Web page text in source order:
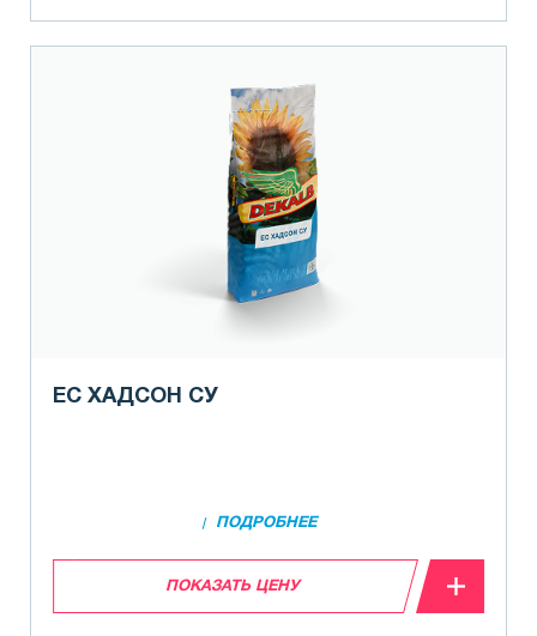
ЕС ХАДСОН СУ
ПОДРОБНЕЕ
ПОКАЗАТЬ ЦЕНУ